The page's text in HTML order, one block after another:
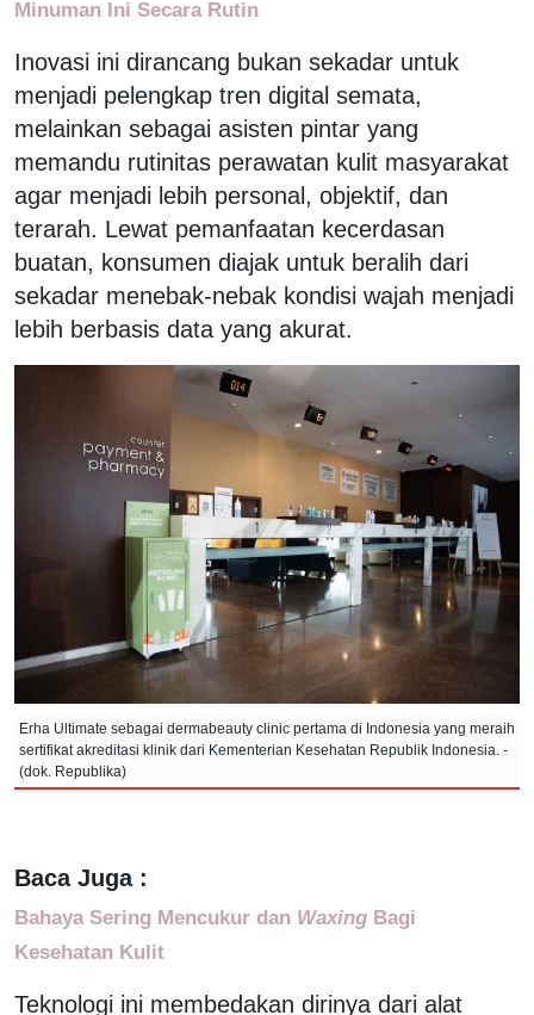
Minuman Ini Secara Rutin
Inovasi ini dirancang bukan sekadar untuk
menjadi pelengkap tren digital semata,
melainkan sebagai asisten pintar yang
memandu rutinitas perawatan kulit masyarakat
agar menjadi lebih personal, objektif, dan
terarah. Lewat pemanfaatan kecerdasan
buatan, konsumen diajak untuk beralih dari
sekadar menebak-nebak kondisi wajah menjadi
lebih berbasis data yang akurat.
Erha Ultimate sebagai dermabeauty clinic pertama di Indonesia yang meraih
sertifikat akreditasi klinik dari Kementerian Kesehatan Republik Indonesia. -
(dok. Republika)
Baca Juga :
Bahaya Sering Mencukur dan Waxing Bagi
Kesehatan Kulit
Teknologi ini membedakan dirinya dari alat